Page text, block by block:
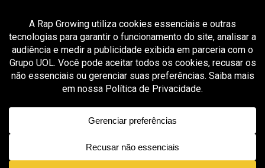
All posts tagged "MRE 247"
GROOVER X RAP GROWING 7 meses ago
MRE lança “247” com clima de festa, rimas
limpas e um visual bem produzido